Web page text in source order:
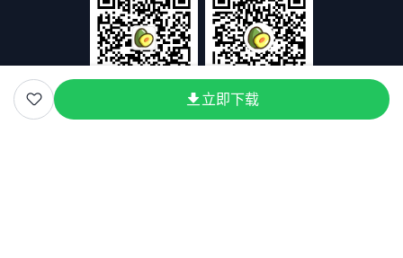
立即下载
关注枣知网公众号关注枣知网小程序